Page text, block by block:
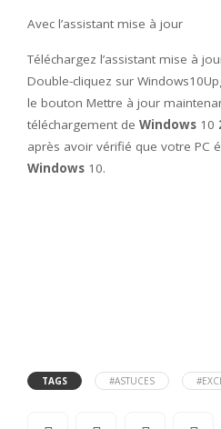
Avec l’assistant mise à jour
Téléchargez l’assistant mise à
Double-cliquez sur
le bouton Mettre à jour
téléchargement de Windows 10
après avoir vérifié que votre PC
Windows 10.
TAGS #ASTUCES